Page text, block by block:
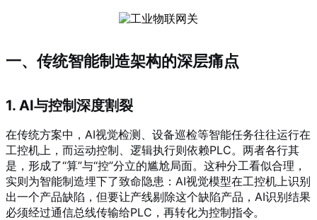
一、传统智能制造架构的深层痛点
1. AI与控制深度割裂
在传统方案中，AI视觉检测、设备巡检等智能任务往往运行在
工控机上，而运动控制、逻辑执行则依赖PLC。两者各行其
是，形成了“算”与“控”分立的尴尬局面。这种分工看似合理，
实则为智能制造埋下了致命隐患：AI视觉模型在工控机上识别
出一个产品缺陷，但要让产线剔除这个缺陷产品，AI识别结果
必须经过通信总线传输给PLC，再转化为控制指令。